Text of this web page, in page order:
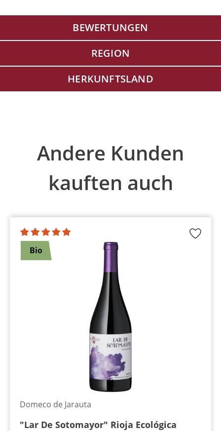
BEWERTUNGEN
REGION
HERKUNFTSLAND
Andere Kunden
kauften auch
Bio
Domeco de Jarauta
"Lar De Sotomayor" Rioja Ecológica